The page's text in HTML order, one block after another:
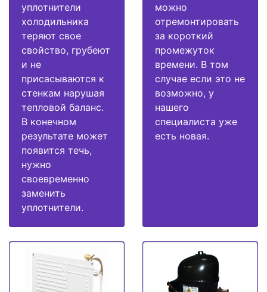
уплотнители
холодильника
теряют свое
свойство, грубеют
и не
присасываются к
стенкам нарушая
тепловой баланс.
В конечном
результате может
появится течь,
нужно
своевременно
заменить
уплотнители.
можно
отремонтировать
за короткий
промежуток
времени. В том
случае если это не
возможно, у
нашего
специалиста уже
есть новая.